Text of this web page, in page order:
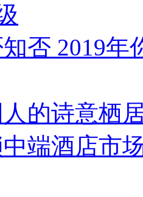
否 2019年
的诗意栖
端酒店市